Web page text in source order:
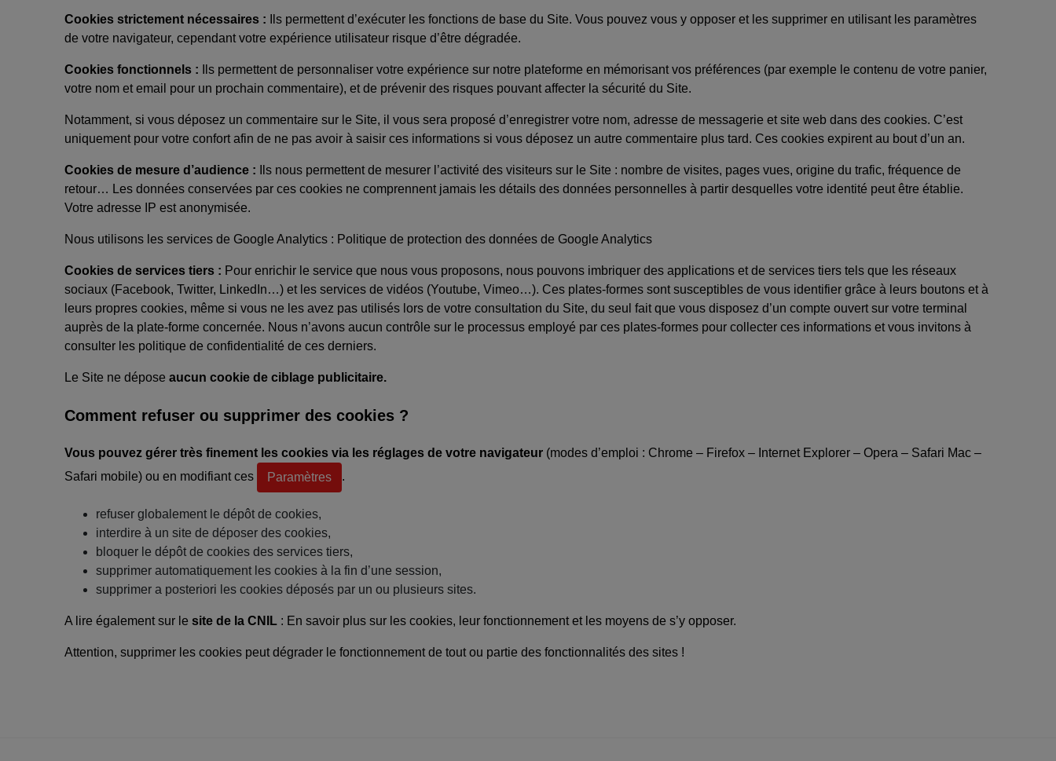
Cookies strictement nécessaires : Ils permettent d’exécuter les fonctions de base du Site. Vous pouvez vous y opposer et les supprimer en utilisant les paramètres
de votre navigateur, cependant votre expérience utilisateur risque d’être dégradée.
Cookies fonctionnels : Ils permettent de personnaliser votre expérience sur notre plateforme en mémorisant vos préférences (par exemple le contenu de votre panier,
votre nom et email pour un prochain commentaire), et de prévenir des risques pouvant affecter la sécurité du Site.
Notamment, si vous déposez un commentaire sur le Site, il vous sera proposé d’enregistrer votre nom, adresse de messagerie et site web dans des cookies. C’est
uniquement pour votre confort afin de ne pas avoir à saisir ces informations si vous déposez un autre commentaire plus tard. Ces cookies expirent au bout d’un an.
Cookies de mesure d’audience : Ils nous permettent de mesurer l’activité des visiteurs sur le Site : nombre de visites, pages vues, origine du trafic, fréquence de
retour… Les données conservées par ces cookies ne comprennent jamais les détails des données personnelles à partir desquelles votre identité peut être établie.
Votre adresse IP est anonymisée.
Nous utilisons les services de Google Analytics : Politique de protection des données de Google Analytics
Cookies de services tiers : Pour enrichir le service que nous vous proposons, nous pouvons imbriquer des applications et de services tiers tels que les réseaux
sociaux (Facebook, Twitter, LinkedIn…) et les services de vidéos (Youtube, Vimeo…). Ces plates-formes sont susceptibles de vous identifier grâce à leurs boutons et à
leurs propres cookies, même si vous ne les avez pas utilisés lors de votre consultation du Site, du seul fait que vous disposez d’un compte ouvert sur votre terminal
auprès de la plate-forme concernée. Nous n’avons aucun contrôle sur le processus employé par ces plates-formes pour collecter ces informations et vous invitons à
consulter les politique de confidentialité de ces derniers.
Le Site ne déposeaucun cookie de ciblage publicitaire.
Comment refuser ou supprimer des cookies ?
Vous pouvez gérer très finement les cookies via les réglages de votre navigateur (modes d’emploi : Chrome – Firefox – Internet Explorer –Opera – Safari Mac –
Safari mobile) ou en modifiant ces Paramètres .
refuser globalement le dépôt de cookies,
interdire à un site de déposer des cookies,
bloquer le dépôt de cookies des services tiers,
supprimer automatiquement les cookies à la fin d’une session,
supprimer a posteriori les cookies déposés par un ou plusieurs sites.
A lire également sur lesite de la CNIL : En savoir plus sur les cookies, leur fonctionnement et les moyens de s’y opposer.
Attention, supprimer les cookies peut dégrader le fonctionnement de tout ou partie des fonctionnalités des sites !